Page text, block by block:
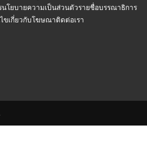
นโยบายความเป็นส่วนตัวรายชื่อบรรณาธิการ
ขเกี่ยวกับโฆษณาติดต่อเรา